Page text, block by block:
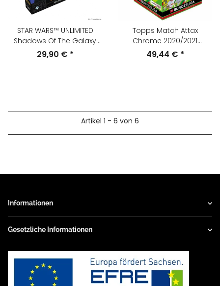
STAR WARS™ UNLIMITED
Shadows Of The Galaxy
Zwei-Spieler-Starter
29,90 € *
Topps Match Attax
Chrome 2020/2021
Bundesliga Box Soccer
49,44 € *
Artikel 1 - 6 von 6
Informationen
Gesetzliche Informationen